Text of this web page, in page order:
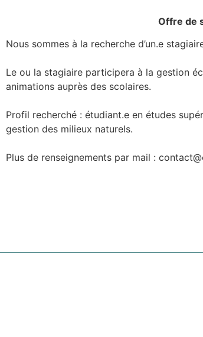
Offre de
Nous sommes à la recherche d’un.e
Le ou la stagiaire participera à la gestion
animations auprès des scolaires.
Profil recherché : étudiant.e en études
gestion des milieux naturels.
Plus de renseignements par mail :